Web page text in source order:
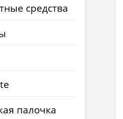
средства
палочка